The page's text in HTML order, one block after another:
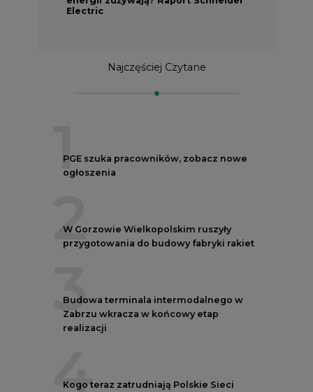
Electric
Najczęściej Czytane
1
PGE szuka pracowników, zobacz nowe
ogłoszenia
2
W Gorzowie Wielkopolskim ruszyły
przygotowania do budowy fabryki rakiet
3
Budowa terminala intermodalnego w
Zabrzu wkracza w końcowy etap
realizacji
4
Kogo teraz zatrudniają Polskie Sieci